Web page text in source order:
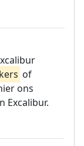
of
ons
Excalibur.